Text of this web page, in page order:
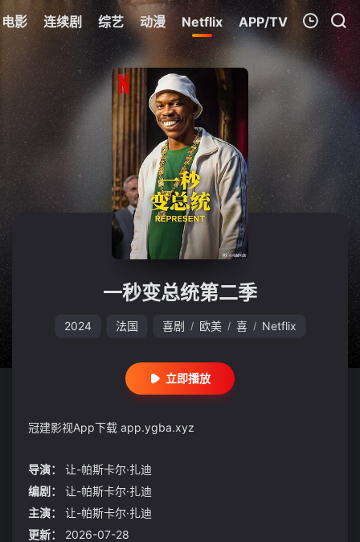
电影 连续剧 综艺 动漫 Netflix APP/TV
我的观影记录
暂无观看影片的记录
一秒变总统第二季
2024 法国 喜剧 / 欧美 / 喜 / Netflix
立即播放
冠建影视App下载 app.ygba.xyz
导演：
让-帕斯卡尔·扎迪
编剧：
让-帕斯卡尔·扎迪
主演：
让-帕斯卡尔·扎迪
更新：
2026-07-28